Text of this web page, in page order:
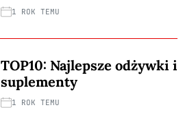
1 ROK TEMU
TOP10: Najlepsze odżywki i
suplementy
1 ROK TEMU